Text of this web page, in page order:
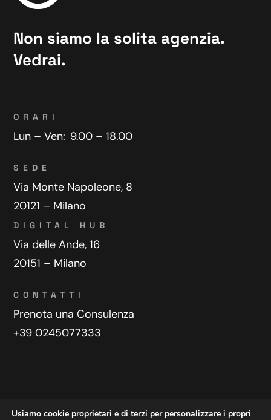
Non siamo la solita agenzia.
Vedrai.
ORARI
Lun – Ven: 9.00 – 18.00
SEDE
Via Monte Napoleone, 8
20121 – Milano
DIGITAL HUB
Via delle Ande, 16
20151 – Milano
CONTATTI
Prenota una Consulenza
+39 0245077333
Usiamo cookie proprietari e di terzi per personalizzare i propri